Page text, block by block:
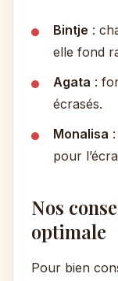
Bintje :
elle fond
Agata :
écrasés.
Monalisa
pour
Nos
optimale
Pour bien